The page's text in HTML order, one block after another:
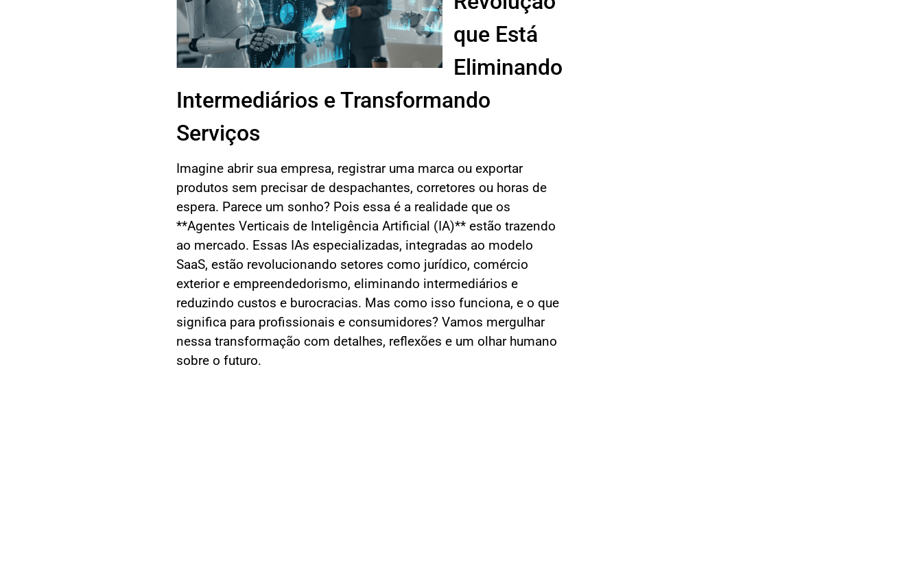
que Está
Eliminando
Intermediários e Transformando
Serviços
Imagine abrir sua empresa, registrar uma marca ou exportar
produtos sem precisar de despachantes, corretores ou horas de
espera. Parece um sonho? Pois essa é a realidade que os
**Agentes Verticais de Inteligência Artificial (IA)** estão trazendo
ao mercado. Essas IAs especializadas, integradas ao modelo
SaaS, estão revolucionando setores como jurídico, comércio
exterior e empreendedorismo, eliminando intermediários e
reduzindo custos e burocracias. Mas como isso funciona, e o que
significa para profissionais e consumidores? Vamos mergulhar
nessa transformação com detalhes, reflexões e um olhar humano
sobre o futuro.